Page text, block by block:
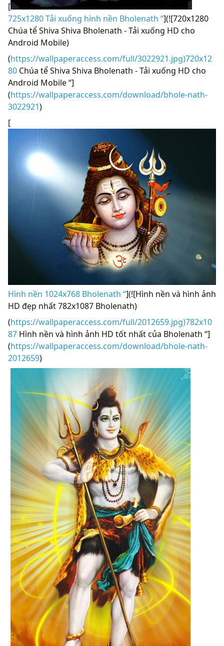
[
725x1280 Tải xuống hình nền Bholenath “](![720x1280
Chúa tể Shiva Shiva Bholenath - Tải xuống HD cho
Android Mobile)
(https://wallpaperaccess.com/full/3022921.jpg)720x12
80 Chúa tể Shiva Shiva Bholenath - Tải xuống HD cho
Android Mobile “]
(https://wallpaperaccess.com/download/bhole-nath-
3022921)
[
Hình nền 1024x768 Bholenath “](![Hình nền và hình ảnh
HD đẹp nhất 782x1087 Bholenath)
(https://wallpaperaccess.com/full/2012659.jpg)782x10
87 Hình nền và hình ảnh HD tốt nhất của Bholenath “]
(https://wallpaperaccess.com/download/bhole-nath-
2012659)